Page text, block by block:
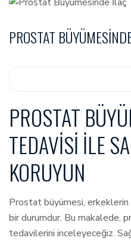
PROSTAT
PROSTAT
TEDAVISI İLE
KORUYUN
Prostat büyümesi, erkeklerin
bir durumdur. Bu makalede,
tedavilerini inceleyeceğiz.